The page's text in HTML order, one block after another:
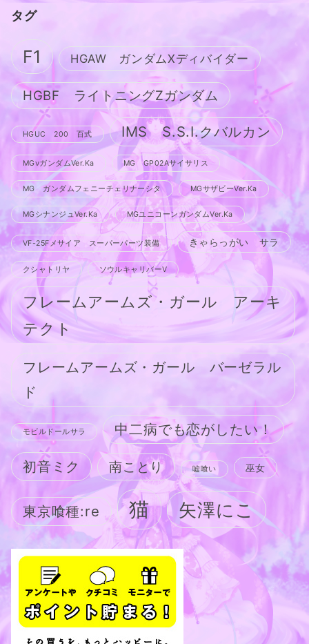
タグ
F1 HGAW ガンダムXディバイダー
HGBF ライトニングZガンダム
HGUC 200 百式 IMS S.S.I.クバルカン
MGνガンダムVer.Ka MG GP02Aサイサリス
MG ガンダムフェニーチェリナーシタ MGサザビーVer.Ka
MGシナンジュVer.Ka MGユニコーンガンダムVer.Ka
VF-25Fメサイア スーパーパーツ装備 きゃらっがい サラ
クシャトリヤ ソウルキャリバーV
フレームアームズ・ガール アーキ
テクト
フレームアームズ・ガール バーゼラル
ド
モビルドールサラ 中二病でも恋がしたい！
初音ミク 南ことり 嘘喰い 巫女
東京喰種:re 猫 矢澤にこ